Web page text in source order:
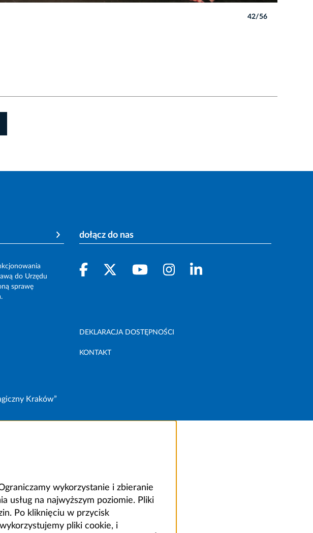
42/56
do Urzędu
sprawę
dołącz do nas
DEKLARACJA DOSTĘPNOŚCI
KONTAKT
Kraków”
wykorzystanie i zbieranie
usług na najwyższym poziomie. Pliki
Po kliknięciu w przycisk
pliki cookie, i